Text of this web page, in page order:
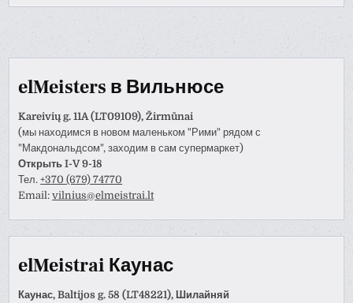
elMeisters в Вильнюсе
Kareivių g. 11A (LT09109), Žirmūnai
(мы находимся в новом маленьком "Рими" рядом с
"Макдональдсом", заходим в сам супермаркет)
Открыть I-V 9-18
Тел.+370 (679) 74770
Email:vilnius@elmeistrai.lt
elMeistrai Каунас
Каунас, Baltijos g. 58 (LT48221), Шилайняй